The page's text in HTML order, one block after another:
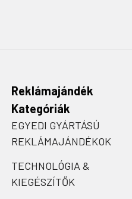
Reklámajándék
Kategóriák
EGYEDI GYÁRTÁSÚ
REKLÁMAJÁNDÉKOK
TECHNOLÓGIA &
KIEGÉSZÍTŐK